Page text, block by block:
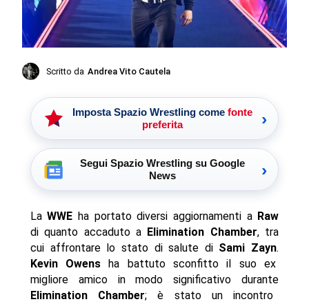
Scritto da Andrea Vito Cautela
Imposta Spazio Wrestling come fonte
preferita
›
Segui Spazio Wrestling su Google
News
›
LaWWE ha portato diversi aggiornamenti a Raw
di quanto accaduto a Elimination Chamber, tra
cui affrontare lo stato di salute di Sami Zayn.
Kevin Owens ha battuto sconfitto il suo ex
migliore amico in modo significativo durante
Elimination Chamber; è stato un incontro